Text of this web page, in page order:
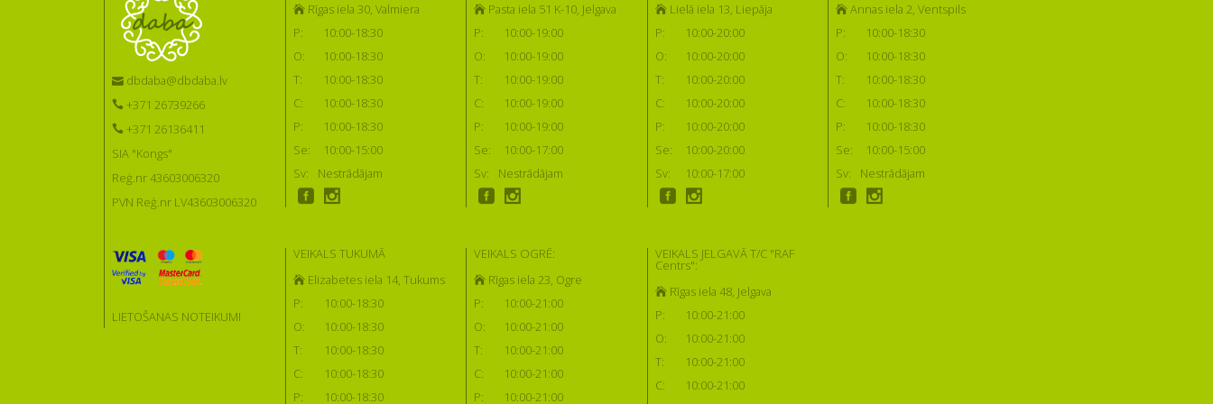
dbdaba@dbdaba.lv
+371 26739266
+371 26136411
SIA "Kongs"
Reģ.nr 43603006320
PVN Reģ.nr LV43603006320
LIETOŠANAS NOTEIKUMI
Rīgas iela 30, Valmiera
P:
10:00-18:30
O:
10:00-18:30
T:
10:00-18:30
C:
10:00-18:30
P:
10:00-18:30
Se:
10:00-15:00
Sv:
Nestrādājam
Pasta iela 51 K-10, Jelgava
P:
10:00-19:00
O:
10:00-19:00
T:
10:00-19:00
C:
10:00-19:00
P:
10:00-19:00
Se:
10:00-17:00
Sv:
Nestrādājam
Lielā iela 13, Liepāja
P:
10:00-20:00
O:
10:00-20:00
T:
10:00-20:00
C:
10:00-20:00
P:
10:00-20:00
Se:
10:00-20:00
Sv:
10:00-17:00
Annas iela 2, Ventspils
P:
10:00-18:30
O:
10:00-18:30
T:
10:00-18:30
C:
10:00-18:30
P:
10:00-18:30
Se:
10:00-15:00
Sv:
Nestrādājam
VEIKALS TUKUMĀ
Elizabetes iela 14, Tukums
P:
10:00-18:30
O:
10:00-18:30
T:
10:00-18:30
C:
10:00-18:30
P:
10:00-18:30
VEIKALS OGRĒ:
Rīgas iela 23, Ogre
P:
10:00-21:00
O:
10:00-21:00
T:
10:00-21:00
C:
10:00-21:00
P:
10:00-21:00
VEIKALS JELGAVĀ T/C "RAF
Centrs":
Rīgas iela 48, Jelgava
P:
10:00-21:00
O:
10:00-21:00
T:
10:00-21:00
C:
10:00-21:00